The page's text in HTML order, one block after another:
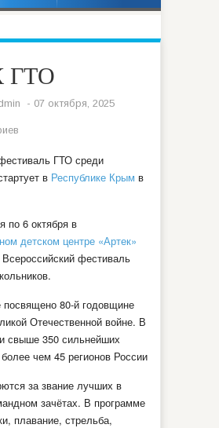
ГТО
- 07 октября, 2025
ГТО среди
в Республике Крым в
по 6 октября в
детском центре «Артек»
Всероссийский фестиваль
посвящено 80-й годовщине
Отечественной войне. В
свыше 350 сильнейших
чем 45 регионов России
за звание лучших в
зачётах. В программе
плавание, стрельба,